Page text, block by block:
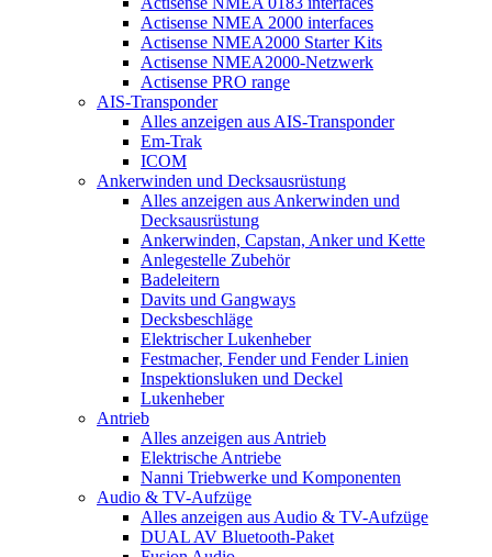
Actisense NMEA 2000 interfaces
Actisense NMEA2000 Starter Kits
Actisense NMEA2000-Netzwerk
Actisense PRO range
AIS-Transponder
Alles anzeigen aus AIS-Transponder
Em-Trak
ICOM
Ankerwinden und Decksausrüstung
Alles anzeigen aus Ankerwinden und
Decksausrüstung
Ankerwinden, Capstan, Anker und Kette
Anlegestelle Zubehör
Badeleitern
Davits und Gangways
Decksbeschläge
Elektrischer Lukenheber
Festmacher, Fender und Fender Linien
Inspektionsluken und Deckel
Lukenheber
Antrieb
Alles anzeigen aus Antrieb
Elektrische Antriebe
Nanni Triebwerke und Komponenten
Audio & TV-Aufzüge
Alles anzeigen aus Audio & TV-Aufzüge
DUAL AV Bluetooth-Paket